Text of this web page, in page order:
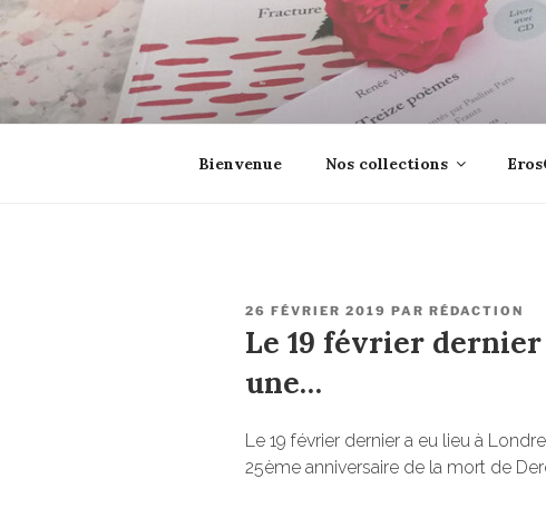
Aller
au
contenu
principal
EROSONYX
Tout livre n’est-il pas une bouteille
Bienvenue Nos collections
PUBLIÉ
26 FÉVRIER 2019 PAR RÉDACTION
Le 19 février
une…
Le 19 février dernier a eu lieu à
25ème anniversaire de la mort de